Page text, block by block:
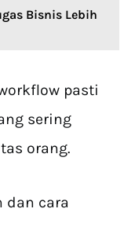
Bisnis Lebih
pasti
sering
orang.
dan cara